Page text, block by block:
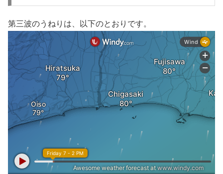
第三波のうねりは、以下のとおりです。